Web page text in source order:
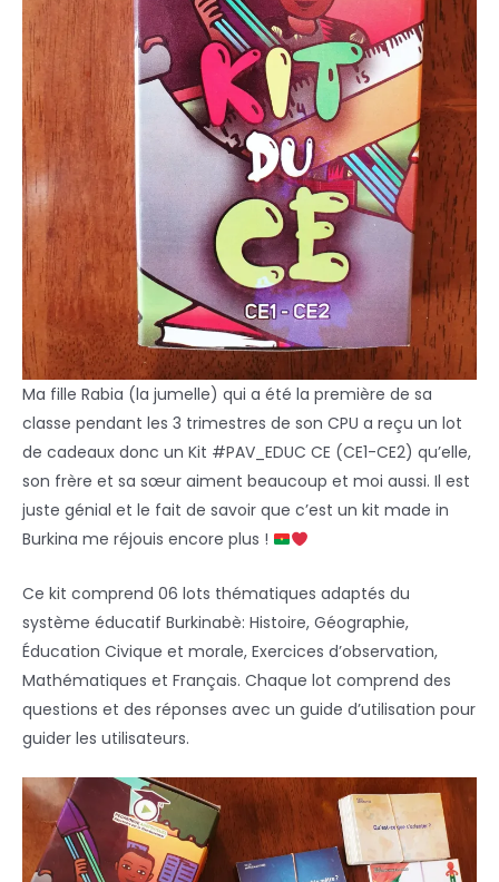
Ma fille Rabia (la jumelle) qui a été la première de sa
classe pendant les 3 trimestres de son CPU a reçu un lot
de cadeaux donc un Kit #PAV_EDUC CE (CE1-CE2) qu’elle,
son frère et sa sœur aiment beaucoup et moi aussi. Il est
juste génial et le fait de savoir que c’est un kit made in
Burkina me réjouis encore plus !
Ce kit comprend 06 lots thématiques adaptés du
système éducatif Burkinabè: Histoire, Géographie,
Éducation Civique et morale, Exercices d’observation,
Mathématiques et Français. Chaque lot comprend des
questions et des réponses avec un guide d’utilisation pour
guider les utilisateurs.